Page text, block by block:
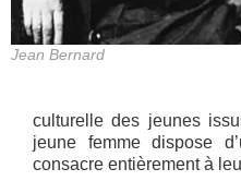
Jean Bernard
culturelle des jeunes
jeune femme dispose
consacre entièrement à